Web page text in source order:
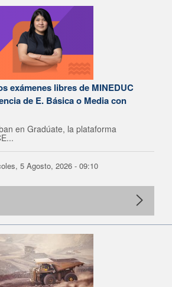
exámenes libres de MINEDUC
de E. Básica o Media con
en Gradúate, la plataforma
5 Agosto, 2026 - 09:10